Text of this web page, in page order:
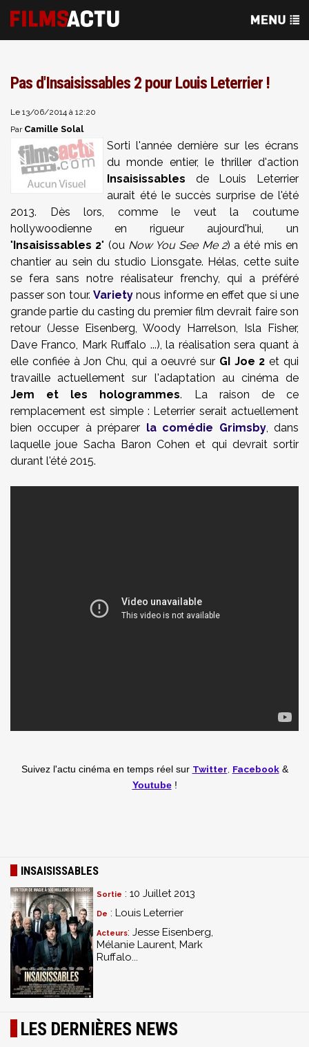
Pas d'Insaisissables 2 pour Louis Leterrier !
Le 13/06/2014 à 12:20
Par Camille Solal
Sorti l'année dernière sur les écrans
du monde entier, le thriller d'action
Insaisissables de Louis Leterrier
aurait été le succès surprise de l'été
2013. Dès lors, comme le veut la coutume
hollywoodienne en rigueur aujourd'hui, un
"Insaisissables 2" (ou Now You See Me 2) a été mis en
chantier au sein du studio Lionsgate. Hélas, cette suite
se fera sans notre réalisateur frenchy, qui a préféré
passer son tour. Varietynous informe en effet que si une
grande partie du casting du premier film devrait faire son
retour (Jesse Eisenberg, Woody Harrelson, Isla Fisher,
Dave Franco, Mark Ruffalo ...), la réalisation sera quant à
elle confiée à Jon Chu, qui a oeuvré sur GI Joe 2 et qui
travaille actuellement sur l'adaptation au cinéma de
Jem et les hologrammes. La raison de ce
remplacement est simple : Leterrier serait actuellement
bien occuper à préparer la comédie Grimsby, dans
laquelle joue Sacha Baron Cohen et qui devrait sortir
durant l'été 2015.
Suivez l'actu cinéma en temps réel sur Twitter Facebook&
Youtube!
INSAISISSABLES
Sortie : 10 Juillet 2013
De : Louis Leterrier
Acteurs: Jesse Eisenberg,
Mélanie Laurent, Mark
Ruffalo...
LES DERNIÈRES NEWS